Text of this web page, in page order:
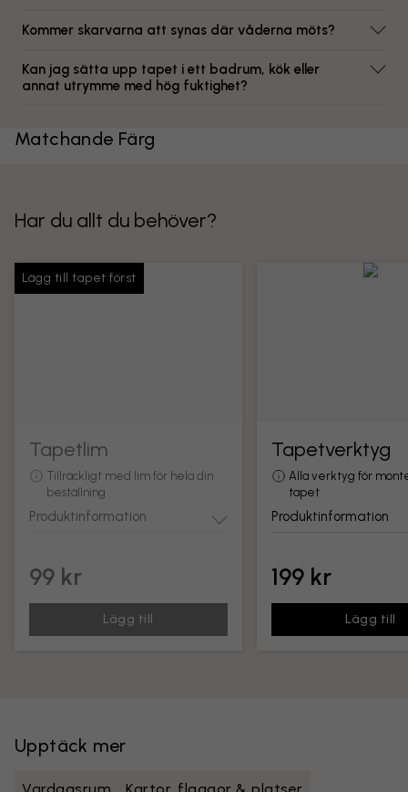
Kommer skarvarna att synas där våderna möts?
Kan jag sätta upp tapet i ett badrum, kök eller
annat utrymme med hög fuktighet?
Matchande Färg
Har du allt du behöver?
Lägg till tapet först
Tapetlim
Tillräckligt med lim för hela din
beställning
Produktinformation
99 kr
Lägg till
Tapetverktyg
Alla verktyg för
tapet
Produktinformation
199 kr
Lägg till
Upptäck mer